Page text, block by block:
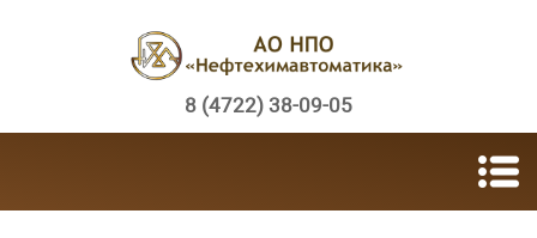
8 (4722) 38-09-05